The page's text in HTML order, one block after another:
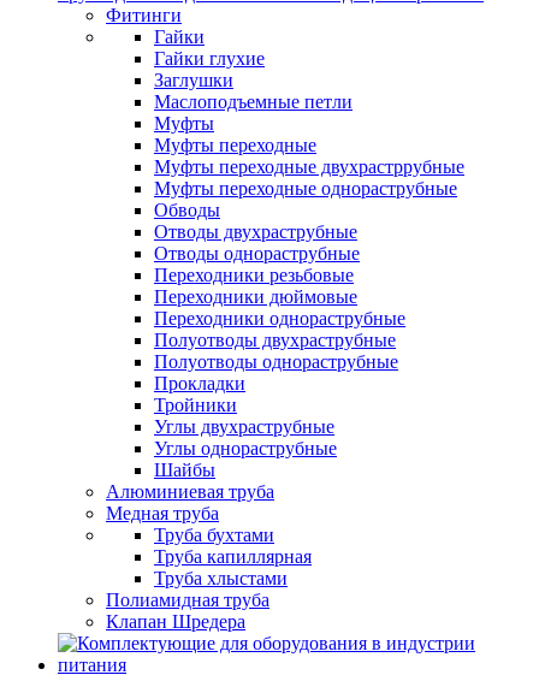
Фитинги
Гайки
Гайки глухие
Заглушки
Маслоподъемные петли
Муфты
Муфты переходные
Муфты переходные двухрастррубные
Муфты переходные однораструбные
Обводы
Отводы двухраструбные
Отводы однораструбные
Переходники резьбовые
Переходники дюймовые
Переходники однораструбные
Полуотводы двухраструбные
Полуотводы однораструбные
Прокладки
Тройники
Углы двухраструбные
Углы однораструбные
Шайбы
Алюминиевая труба
Медная труба
Труба бухтами
Труба капиллярная
Труба хлыстами
Полиамидная труба
Клапан Шредера